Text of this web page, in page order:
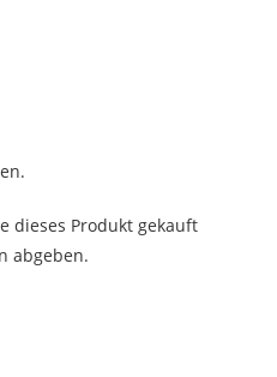
dieses Produkt gekauft
abgeben.